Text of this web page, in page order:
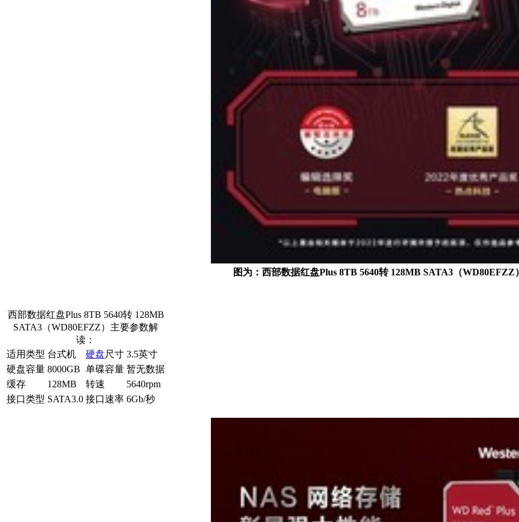
图为：西部数据红盘Plus 8TB 5640转 128MB SATA3（WD80EFZZ
西部数据红盘Plus 8TB 5640转 128MB
SATA3（WD80EFZZ）主要参数解
读：
适用类型 台式机 硬盘尺寸 3.5英寸
硬盘容量 8000GB 单碟容量 暂无数据
缓存
128MB 转速
5640rpm
接口类型 SATA3.0 接口速率 6Gb/秒